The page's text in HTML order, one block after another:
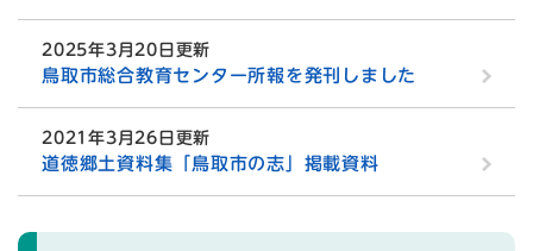
2025年3月20日更新
鳥取市総合教育センター所報を発刊しました
2021年3月26日更新
道徳郷土資料集「鳥取市の志」掲載資料